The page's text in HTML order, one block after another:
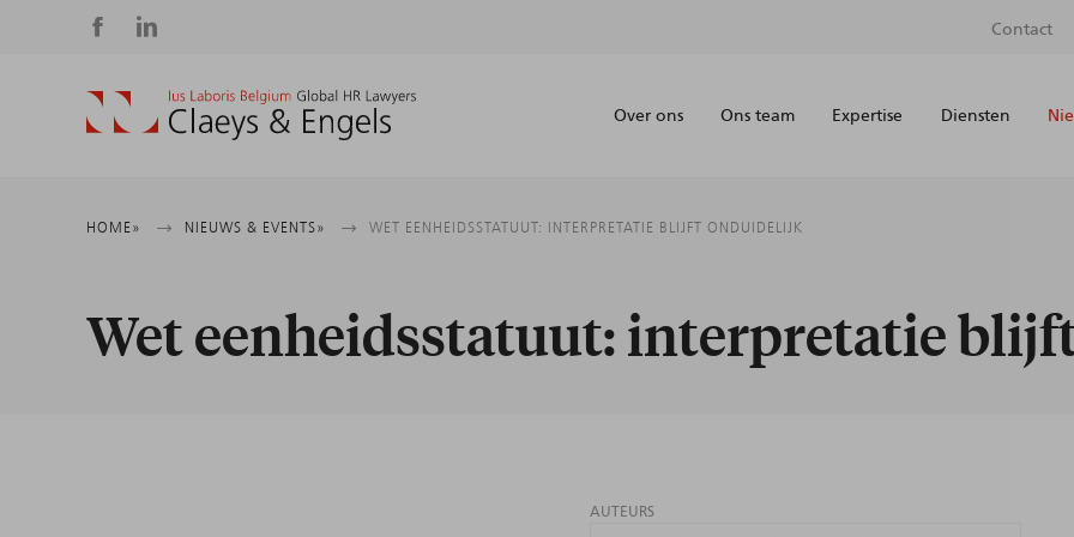
Social
media
Contact
Over ons Ons team Expertise Diensten
Kruimelpad
HOME NIEUWS & EVENTS WET EENHEIDSSTATUUT: INTERPRETATIE BLIJFT ONDUIDELIJK
Wet eenheidsstatuut: interpretatie
AUTEURS